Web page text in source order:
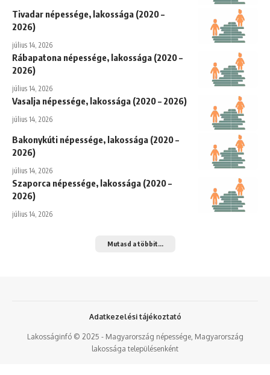
Tivadar népessége, lakossága (2020 –
2026)
július 14, 2026
Rábapatona népessége, lakossága (2020 –
2026)
július 14, 2026
Vasalja népessége, lakossága (2020 – 2026)
július 14, 2026
Bakonykúti népessége, lakossága (2020 –
2026)
július 14, 2026
Szaporca népessége, lakossága (2020 –
2026)
július 14, 2026
Mutasd a többit...
Lakosságinfó © 2025 - Magyarország népessége, Magyarország
lakossága településenként
Adatkezelési tájékoztató